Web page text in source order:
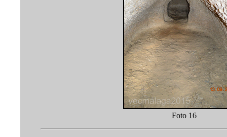
Foto